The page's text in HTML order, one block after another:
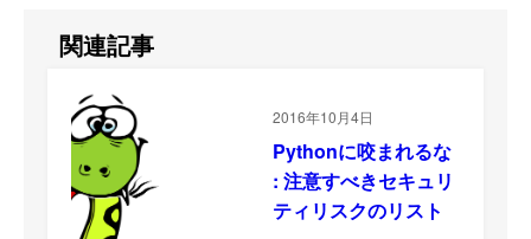
関連記事
2016年10月4日
Pythonに咬まれるな
: 注意すべきセキュリ
ティリスクのリスト